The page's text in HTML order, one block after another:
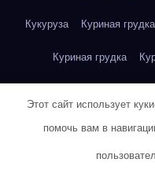
Кукуруза Куриная грудка
Куриная грудка
Куриная грудка
Куриная грудка
Этот сайт использует
помочь вам в